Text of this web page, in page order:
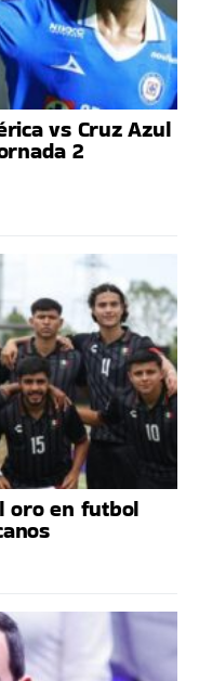
vs Cruz Azul
2
oro en futbol